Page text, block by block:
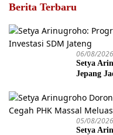
Berita Terbaru
06/08/2026
Setya
Jepang
05/08/2026
Setya